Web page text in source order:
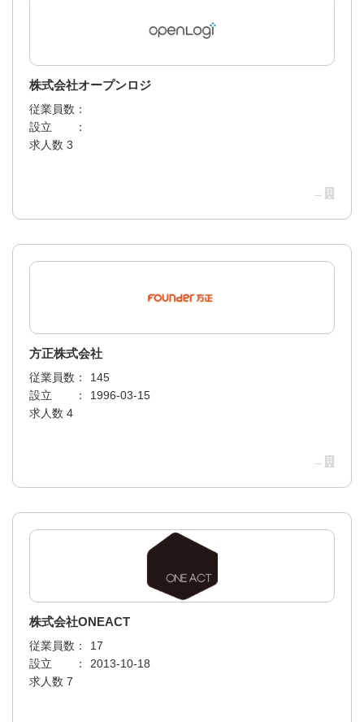
株式会社オープンロジ
従業員数：
設立 ：
求人数 3
→
方正株式会社
従業員数：
145
設立 ：
1996-03-15
求人数 4
→
株式会社ONEACT
従業員数：
17
設立 ：
2013-10-18
求人数 7